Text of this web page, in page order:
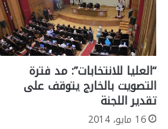
“العليا للانتخابات”: مد فترة
التصويت بالخارج يتوقف على
تقدير اللجنة
16 مايو، 2014